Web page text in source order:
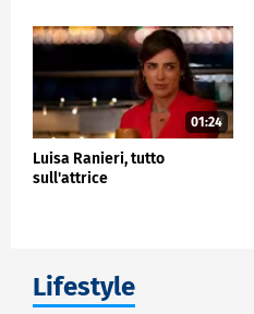
01:24
Luisa Ranieri, tutto
sull'attrice
Lifestyle